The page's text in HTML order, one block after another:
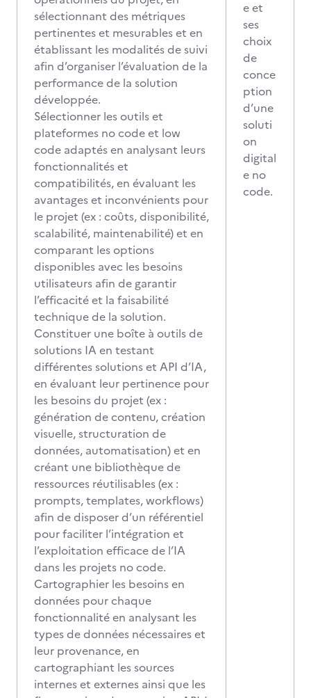
sélectionnant des métriques
pertinentes et mesurables et en
établissant les modalités de suivi
afin d’organiser l’évaluation de la
performance de la solution
développée.
Sélectionner les outils et
plateformes no code et low
code adaptés en analysant leurs
fonctionnalités et
compatibilités, en évaluant les
avantages et inconvénients pour
le projet (ex : coûts, disponibilité,
scalabilité, maintenabilité) et en
comparant les options
disponibles avec les besoins
utilisateurs afin de garantir
l’efficacité et la faisabilité
technique de la solution.
Constituer une boîte à outils de
solutions IA en testant
différentes solutions et API d’IA,
en évaluant leur pertinence pour
les besoins du projet (ex :
génération de contenu, création
visuelle, structuration de
données, automatisation) et en
créant une bibliothèque de
ressources réutilisables (ex :
prompts, templates, workflows)
afin de disposer d’un référentiel
pour faciliter l’intégration et
l’exploitation efficace de l’IA
dans les projets no code.
Cartographier les besoins en
données pour chaque
fonctionnalité en analysant les
types de données nécessaires et
leur provenance, en
cartographiant les sources
internes et externes ainsi que les
e et
ses
choix
de
conce
ption
d’une
soluti
on
digital
e no
code.